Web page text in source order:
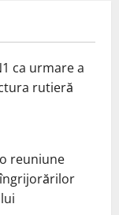
ca urmare a
rutieră
reuniune